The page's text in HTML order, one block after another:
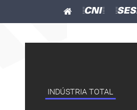
=CNI=
INDÚSTRIA TOTAL